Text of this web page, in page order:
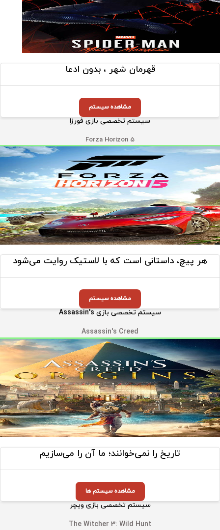
قهرمان شهر ، بدون ادعا
مشاهده سیستم
سیستم تخصصی بازی فورزا
Forza Horizon 5
هر پیچ، داستانی است که با لاستیک روایت می‌شود
مشاهده سیستم
سیستم تخصصی بازی Assassin's
Assassin's Creed
تاریخ را نمی‌خوانند؛ ما آن را می‌سازیم
مشاهده سیستم ها
سیستم تخصصی بازی ویچر
The Witcher 3: Wild Hunt